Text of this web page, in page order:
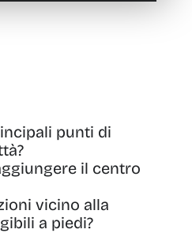
punti di
il centro
vicino alla
a piedi?